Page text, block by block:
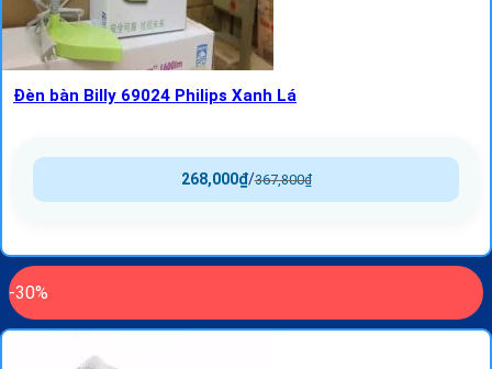
Đèn bàn Billy 69024 Philips Xanh Lá
367,800₫
/
268,000₫
-30%